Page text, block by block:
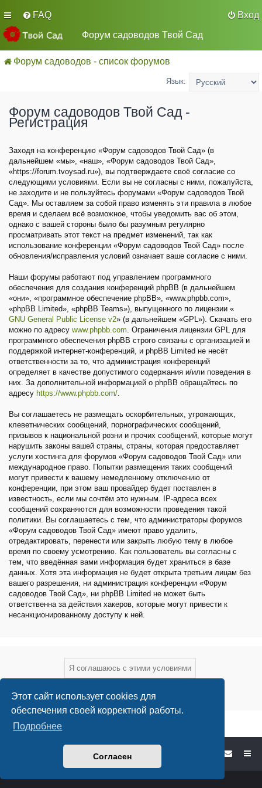
Этот сайт использует cookies для
обеспечения своей корректной работы.
Подробнее
Согласен
FAQ
Вход
Форум садоводов Твой Сад
Форум садоводов - список форумов
Язык:
Форум садоводов Твой Сад -
Регистрация
Заходя на конференцию «Форум садоводов Твой Сад» (в
дальнейшем «мы», «наш», «Форум садоводов Твой Сад»,
«https://forum.tvoysad.ru»), вы подтверждаете своё согласие со
следующими условиями. Если вы не согласны с ними, пожалуйста,
не заходите и не пользуйтесь форумами «Форум садоводов Твой
Сад». Мы оставляем за собой право изменять эти правила в любое
время и сделаем всё возможное, чтобы уведомить вас об этом,
однако с вашей стороны было бы разумным регулярно
просматривать этот текст на предмет изменений, так как
использование конференции «Форум садоводов Твой Сад» после
обновления/исправления условий означает ваше согласие с ними.
Наши форумы работают под управлением программного
обеспечения для создания конференций phpBB (в дальнейшем
«они», «программное обеспечение phpBB», «www.phpbb.com»,
«phpBB Limited», «phpBB Teams»), выпущенного по лицензии «
GNU General Public License v2» (в дальнейшем «GPL»). Скачать его
можно по адресу www.phpbb.com. Ограничения лицензии GPL для
программного обеспечения phpBB строго связаны с организацией и
поддержкой интернет-конференций, и phpBB Limited не несёт
ответственности за то, что администрация конференций
определяет в качестве допустимого содержания и/или поведения в
них. За дополнительной информацией о phpBB обращайтесь по
адресу https://www.phpbb.com/.
Вы соглашаетесь не размещать оскорбительных, угрожающих,
клеветнических сообщений, порнографических сообщений,
призывов к национальной розни и прочих сообщений, которые могут
нарушить законы вашей страны, страны, которая предоставляет
услуги хостинга для форумов «Форум садоводов Твой Сад» или
международное право. Попытки размещения таких сообщений
могут привести к вашему немедленному отключению от
конференции, при этом ваш провайдер будет поставлен в
известность, если мы сочтём это нужным. IP-адреса всех
сообщений сохраняются для возможности проведения такой
политики. Вы соглашаетесь с тем, что администраторы форумов
«Форум садоводов Твой Сад» имеют право удалить,
отредактировать, перенести или закрыть любую тему в любое
время по своему усмотрению. Как пользователь вы согласны с
тем, что введённая вами информация будет храниться в базе
данных. Хотя эта информация не будет открыта третьим лицам без
вашего разрешения, ни администрация конференции «Форум
садоводов Твой Сад», ни phpBB Limited не может быть
ответственна за действия хакеров, которые могут привести к
несанкционированному доступу к ней.
Форум садоводов - список форумов